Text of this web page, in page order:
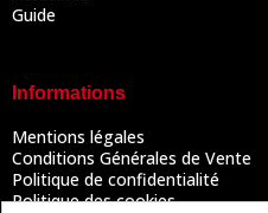
Guide
Informations
Mentions légales
Conditions Générales de Vente
Politique de confidentialité
Politique des cookies